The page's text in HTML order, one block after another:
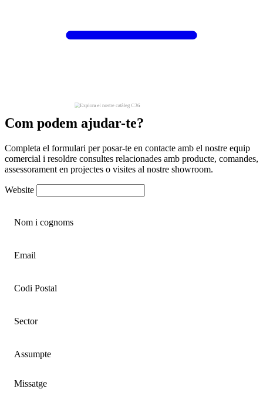
Com podem ajudar-te?
Completa el formulari per posar-te en contacte amb el nostre equip
comercial i resoldre consultes relacionades amb producte, comandes,
assessorament en projectes o visites al nostre showroom.
Website
Nom i cognoms
Email
Codi Postal
Sector
Assumpte
Missatge